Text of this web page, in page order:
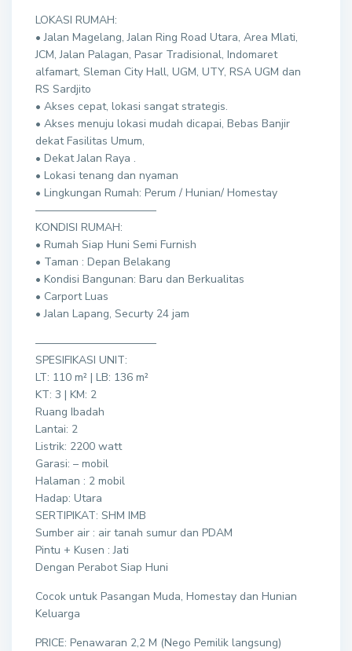
LOKASI RUMAH:
• Jalan Magelang, Jalan Ring Road Utara, Area Mlati,
JCM, Jalan Palagan, Pasar Tradisional, Indomaret
alfamart, Sleman City Hall, UGM, UTY, RSA UGM dan
RS Sardjito
• Akses cepat, lokasi sangat strategis.
• Akses menuju lokasi mudah dicapai, Bebas Banjir
dekat Fasilitas Umum,
• Dekat Jalan Raya .
• Lokasi tenang dan nyaman
• Lingkungan Rumah: Perum / Hunian/ Homestay
———————————
KONDISI RUMAH:
• Rumah Siap Huni Semi Furnish
• Taman : Depan Belakang
• Kondisi Bangunan: Baru dan Berkualitas
• Carport Luas
• Jalan Lapang, Securty 24 jam
———————————
SPESIFIKASI UNIT:
LT: 110 m² | LB: 136 m²
KT: 3 | KM: 2
Ruang Ibadah
Lantai: 2
Listrik: 2200 watt
Garasi: – mobil
Halaman : 2 mobil
Hadap: Utara
SERTIPIKAT: SHM IMB
Sumber air : air tanah sumur dan PDAM
Pintu + Kusen : Jati
Dengan Perabot Siap Huni
Cocok untuk Pasangan Muda, Homestay dan Hunian
Keluarga
PRICE: Penawaran 2,2 M (Nego Pemilik langsung)